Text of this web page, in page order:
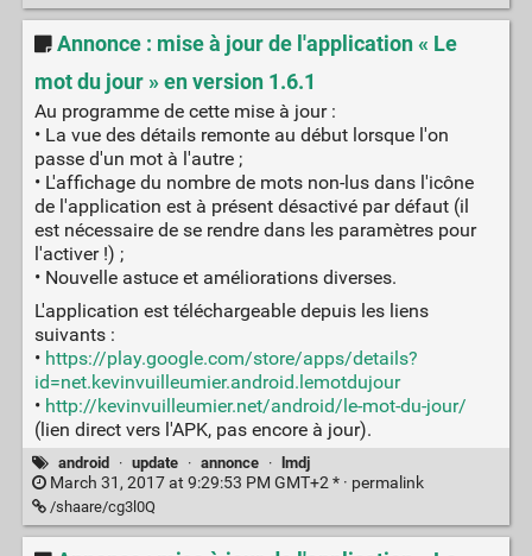
Annonce : mise à jour de l'application « Le
mot du jour » en version 1.6.1
Au programme de cette mise à jour :
• La vue des détails remonte au début lorsque l'on
passe d'un mot à l'autre ;
• L'affichage du nombre de mots non-lus dans l'icône
de l'application est à présent désactivé par défaut (il
est nécessaire de se rendre dans les paramètres pour
l'activer !) ;
• Nouvelle astuce et améliorations diverses.
L'application est téléchargeable depuis les liens
suivants :
• https://play.google.com/store/apps/details?
id=net.kevinvuilleumier.android.lemotdujour
• http://kevinvuilleumier.net/android/le-mot-du-jour/
(lien direct vers l'APK, pas encore à jour).
android · update · annonce · lmdj
March 31, 2017 at 9:29:53 PM GMT+2 * · permalink
/shaare/cg3l0Q